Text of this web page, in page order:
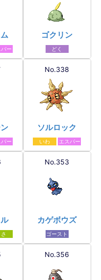
ー
ゴクリン
どく
ー
No.338
ソルロック
いわ エスパー
さ
No.353
カゲボウズ
ゴースト
No.356